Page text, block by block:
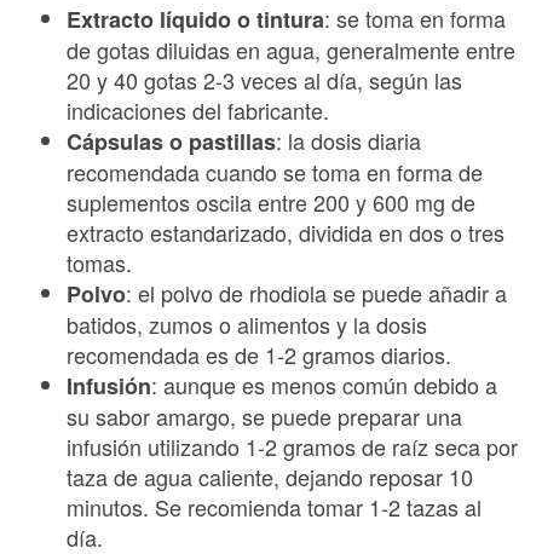
Extracto líquido o tintura: se toma en forma
de gotas diluidas en agua, generalmente entre
20 y 40 gotas 2-3 veces al día, según las
indicaciones del fabricante.
Cápsulas o pastillas: la dosis diaria
recomendada cuando se toma en forma de
suplementos oscila entre 200 y 600 mg de
extracto estandarizado, dividida en dos o tres
tomas.
Polvo: el polvo de rhodiola se puede añadir a
batidos, zumos o alimentos y la dosis
recomendada es de 1-2 gramos diarios.
Infusión: aunque es menos común debido a
su sabor amargo, se puede preparar una
infusión utilizando 1-2 gramos de raíz seca por
taza de agua caliente, dejando reposar 10
minutos. Se recomienda tomar 1-2 tazas al
día.